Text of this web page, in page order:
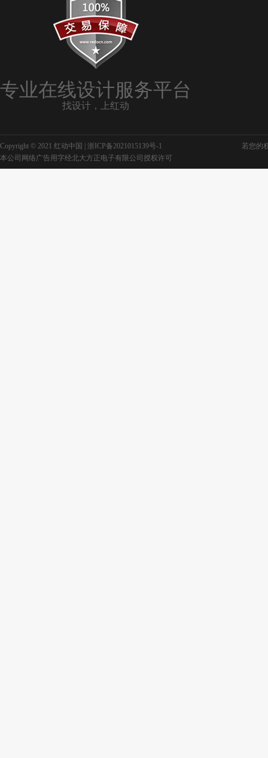
专业在线设计服务平台
找设计，上红动
Copyright © 2021 红动中国 | 浙ICP备2021015139号-1
若您的
本公司网络广告用字经北大方正电子有限公司授权许可